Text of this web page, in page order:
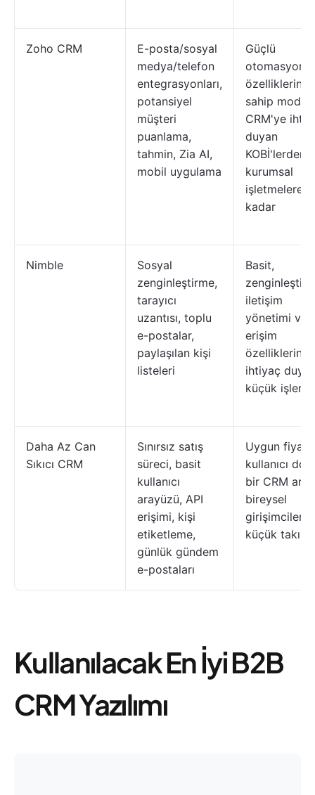
Zoho CRM
E-posta/sosyal
medya/telefon
entegrasyonları,
potansiyel
müşteri
puanlama,
tahmin, Zia AI,
mobil uygulama
Güçlü
otomasyon
özelliklerine
sahip
CRM'ye
duyan
KOBİ'lerden
kurumsal
işletmelere
kadar
Nimble
Sosyal
zenginleştirme,
tarayıcı
uzantısı, toplu
e-postalar,
paylaşılan kişi
listeleri
Basit,
iletişim
yönetimi ve
erişim
özelliklerine
ihtiyaç
küçük işler
Daha Az Can
Sıkıcı CRM
Sınırsız satış
süreci, basit
kullanıcı
arayüzü, API
erişimi, kişi
etiketleme,
günlük gündem
e-postaları
Uygun fiyatlı,
kullanıcı
bir CRM
bireysel
girişimciler
küçük
Kullanılacak En İyi B2B
CRM Yazılımı